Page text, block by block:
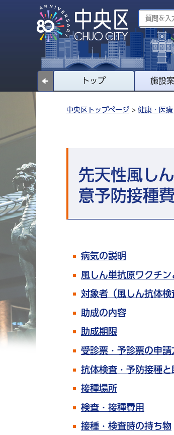
トップ 施設
中央区トップページ > 健康・医
先天性風し
意予防接種
病気の説明
風しん単抗原ワクチ
対象者（風しん抗体検
助成の内容
助成期限
受診票・予診票の申請
抗体検査・予防接種と
接種場所
検査・接種費用
接種・検査時の持ち物